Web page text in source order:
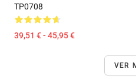
TP0708
39,51 € - 45,95 €
VER